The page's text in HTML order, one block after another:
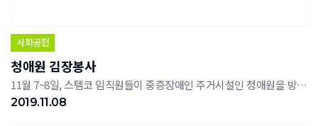
사회공헌
청애원 김장봉사
11월 7~8일, 스템코 임직원들이 중증장애인 주거시설인 청애원을 방문해 김장 담그기 봉사활동을 실시했다.
2019.11.08